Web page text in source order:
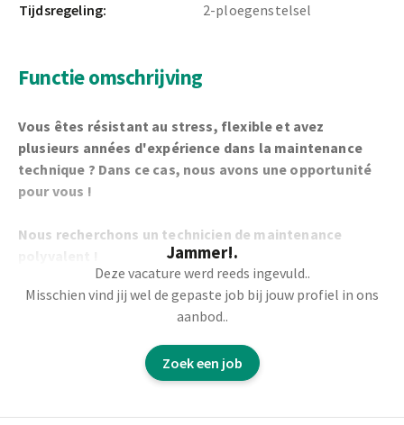
Tijdsregeling: 2-ploegenstelsel
Functie omschrijving
Vous êtes résistant au stress, flexible et avez
plusieurs années d'expérience dans la maintenance
technique ? Dans ce cas, nous avons une opportunité
pour vous !
Nous recherchons un technicien de maintenance
Vos tâches ?
Vous êtes responsable du fonctionnement
irréprochable des machines et des installations.
Entretien curatif et préventif par le biais de tournées
Jammer!.
Deze vacature werd reeds ingevuld..
Misschien vind jij wel de gepaste job bij jouw profiel in ons
aanbod..
Zoek een job